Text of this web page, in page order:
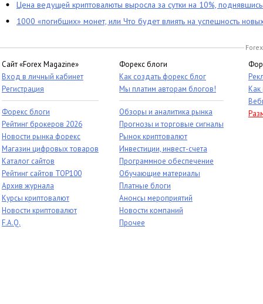
Цена ведущей криптовалюты выросла за сутки на 10%,
1000 «погибших» монет, или Что будет влиять на успешность
Сайт «Forex Magazine»
Вход в личный кабинет
Регистрация
Форекс блоги
Рейтинг брокеров 2026
Новости рынка форекс
Магазин цифровых товаров
Каталог сайтов
Рейтинг сайтов TOP100
Архив журнала
Курсы криптовалют
Новости криптовалют
F.A.Q.
Форекс блоги
Как создать форекс блог
Мы платим авторам блогов!
Обзоры и аналитика рынка
Прогнозы и торговые сигналы
Рынок криптовалют
Инвестиции, инвест-счета
Программное обеспечение
Обучающие материалы
Платные блоги
Анонсы мероприятий
Новости компаний
Прочее
Как